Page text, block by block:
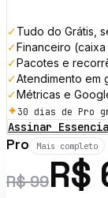
✓Tudo do Grátis,
✓Financeiro
✓Pacotes e
✓Atendimento em
✓Métricas e
✦30 dias de Pro
Assinar
Pro Mais completo
R$99R$